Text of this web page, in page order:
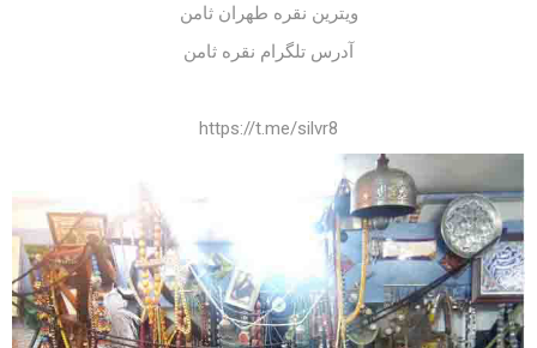
ویترین نقره طهران ثامن
آدرس تلگرام نقره ثامن
https://t.me/silvr8